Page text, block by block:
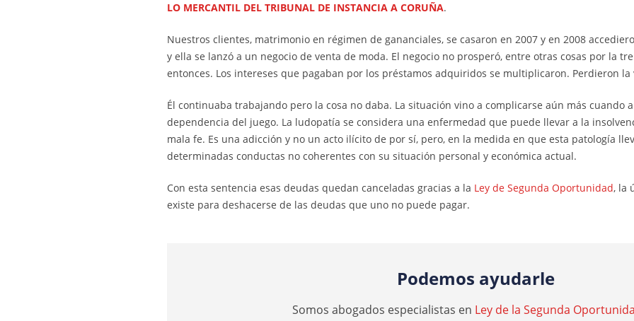
LO MERCANTIL DEL TRIBUNAL DE INSTANCIA A CORUÑA.
Nuestros clientes, matrimonio en régimen de gananciales, se casaron en 2007 y en 2008
y ella se lanzó a un negocio de venta de moda. El negocio no prosperó, entre otras cosas por la
entonces. Los intereses que pagaban por los préstamos adquiridos se multiplicaron. Perdieron la
Él continuaba trabajando pero la cosa no daba. La situación vino a complicarse aún más cuando
dependencia del juego. La ludopatía se considera una enfermedad que puede llevar a la
mala fe. Es una adicción y no un acto ilícito de por sí, pero, en la medida en que esta patología
determinadas conductas no coherentes con su situación personal y económica actual.
Con esta sentencia esas deudas quedan canceladas gracias a la Ley de Segunda Oportunidad, la
existe para deshacerse de las deudas que uno no puede pagar.
Podemos ayudarle
Somos abogados especialistas en Ley de la Segunda